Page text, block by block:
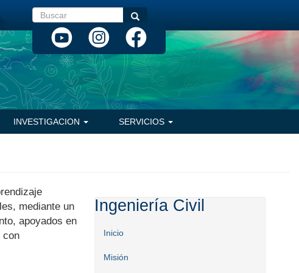
Buscar Buscar
INVESTIGACION SERVICIOS
mediante un
apoyados en
con
Ingeniería Civil
Inicio
Misión